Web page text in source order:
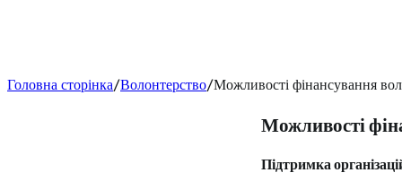
Головна сторінка Волонтерство Можливості фінансування
Можливості
Підтримка